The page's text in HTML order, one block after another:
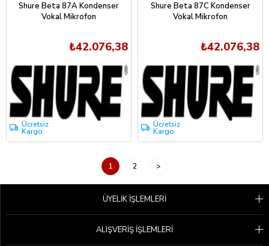
Shure Beta 87A Kondenser
Vokal Mikrofon
₺42.076,38
Ücretsiz
Kargo
Shure Beta 87C Kondenser
Vokal Mikrofon
₺42.076,38
Ücretsiz
Kargo
1 2 >
ÜYELİK İŞLEMLERİ
ALIŞVERİŞ İŞLEMLERİ